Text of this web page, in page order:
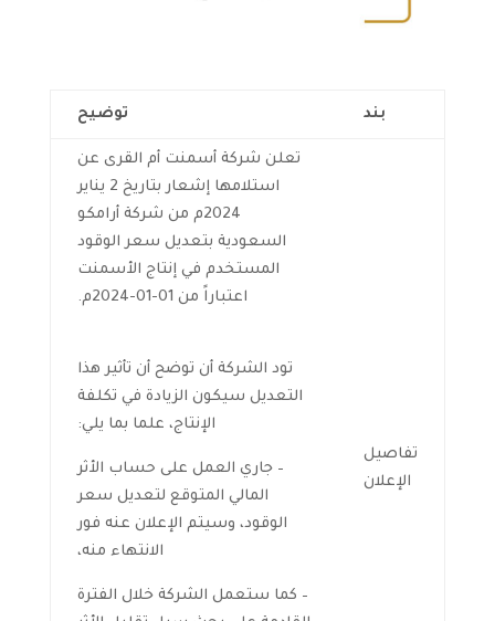
بند توضيح
تفاصيل
الإعلان
تعلن شركة أسمنت أم القرى عن
استلامها إشعار بتاريخ 2 يناير
2024م من شركة أرامكو
السعودية بتعديل سعر الوقود
المستخدم في إنتاج الأسمنت
اعتباراً من 01-01-2024م.
تود الشركة أن توضح أن تأثير هذا
التعديل سيكون الزيادة في تكلفة
الإنتاج، علما بما يلي:
– جاري العمل على حساب الأثر
المالي المتوقع لتعديل سعر
الوقود، وسيتم الإعلان عنه فور
الانتهاء منه،
– كما ستعمل الشركة خلال الفترة